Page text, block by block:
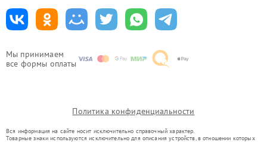
Мы принимаем
все формы оплаты
Политика конфиденциальности
Вся информация на сайте носит исключительно справочный характер.
Товарные знаки используются исключительно для описания устройств, в отношении которых